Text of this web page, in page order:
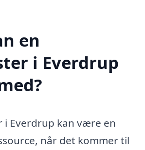
en
i Everdrup
i Everdrup kan være en
når det kommer til